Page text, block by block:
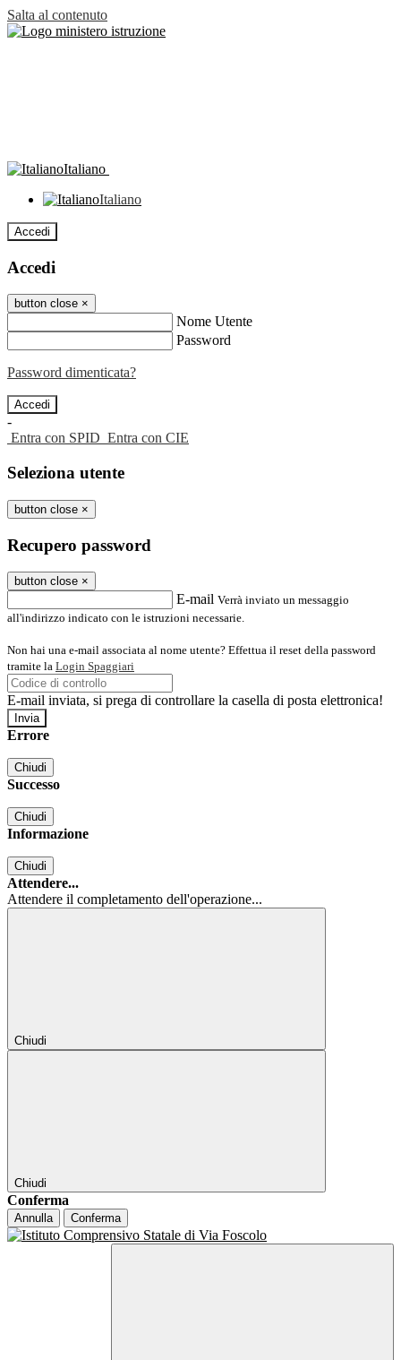
Salta al contenuto
Italiano
Italiano
Accedi
Accedi
button close ×
Nome Utente
Password
Password dimenticata?
-
Entra con SPID Entra con CIE
Seleziona utente
button close ×
Recupero password
button close ×
E-mail Verrà inviato un messaggio
all'indirizzo indicato con le istruzioni necessarie.
Non hai una e-mail associata al nome utente? Effettua il reset della password
tramite la Login Spaggiari
E-mail inviata, si prega di controllare la casella di posta elettronica!
Errore
Chiudi
Successo
Chiudi
Informazione
Chiudi
Attendere...
Attendere il completamento dell'operazione...
Chiudi
Chiudi
Conferma
Annulla Conferma